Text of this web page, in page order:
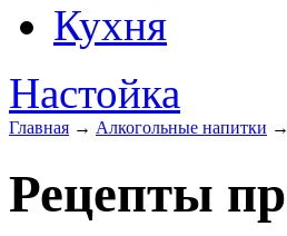
Кухня
Настойка
Главная → Алкогольные напитки →
Рецепты